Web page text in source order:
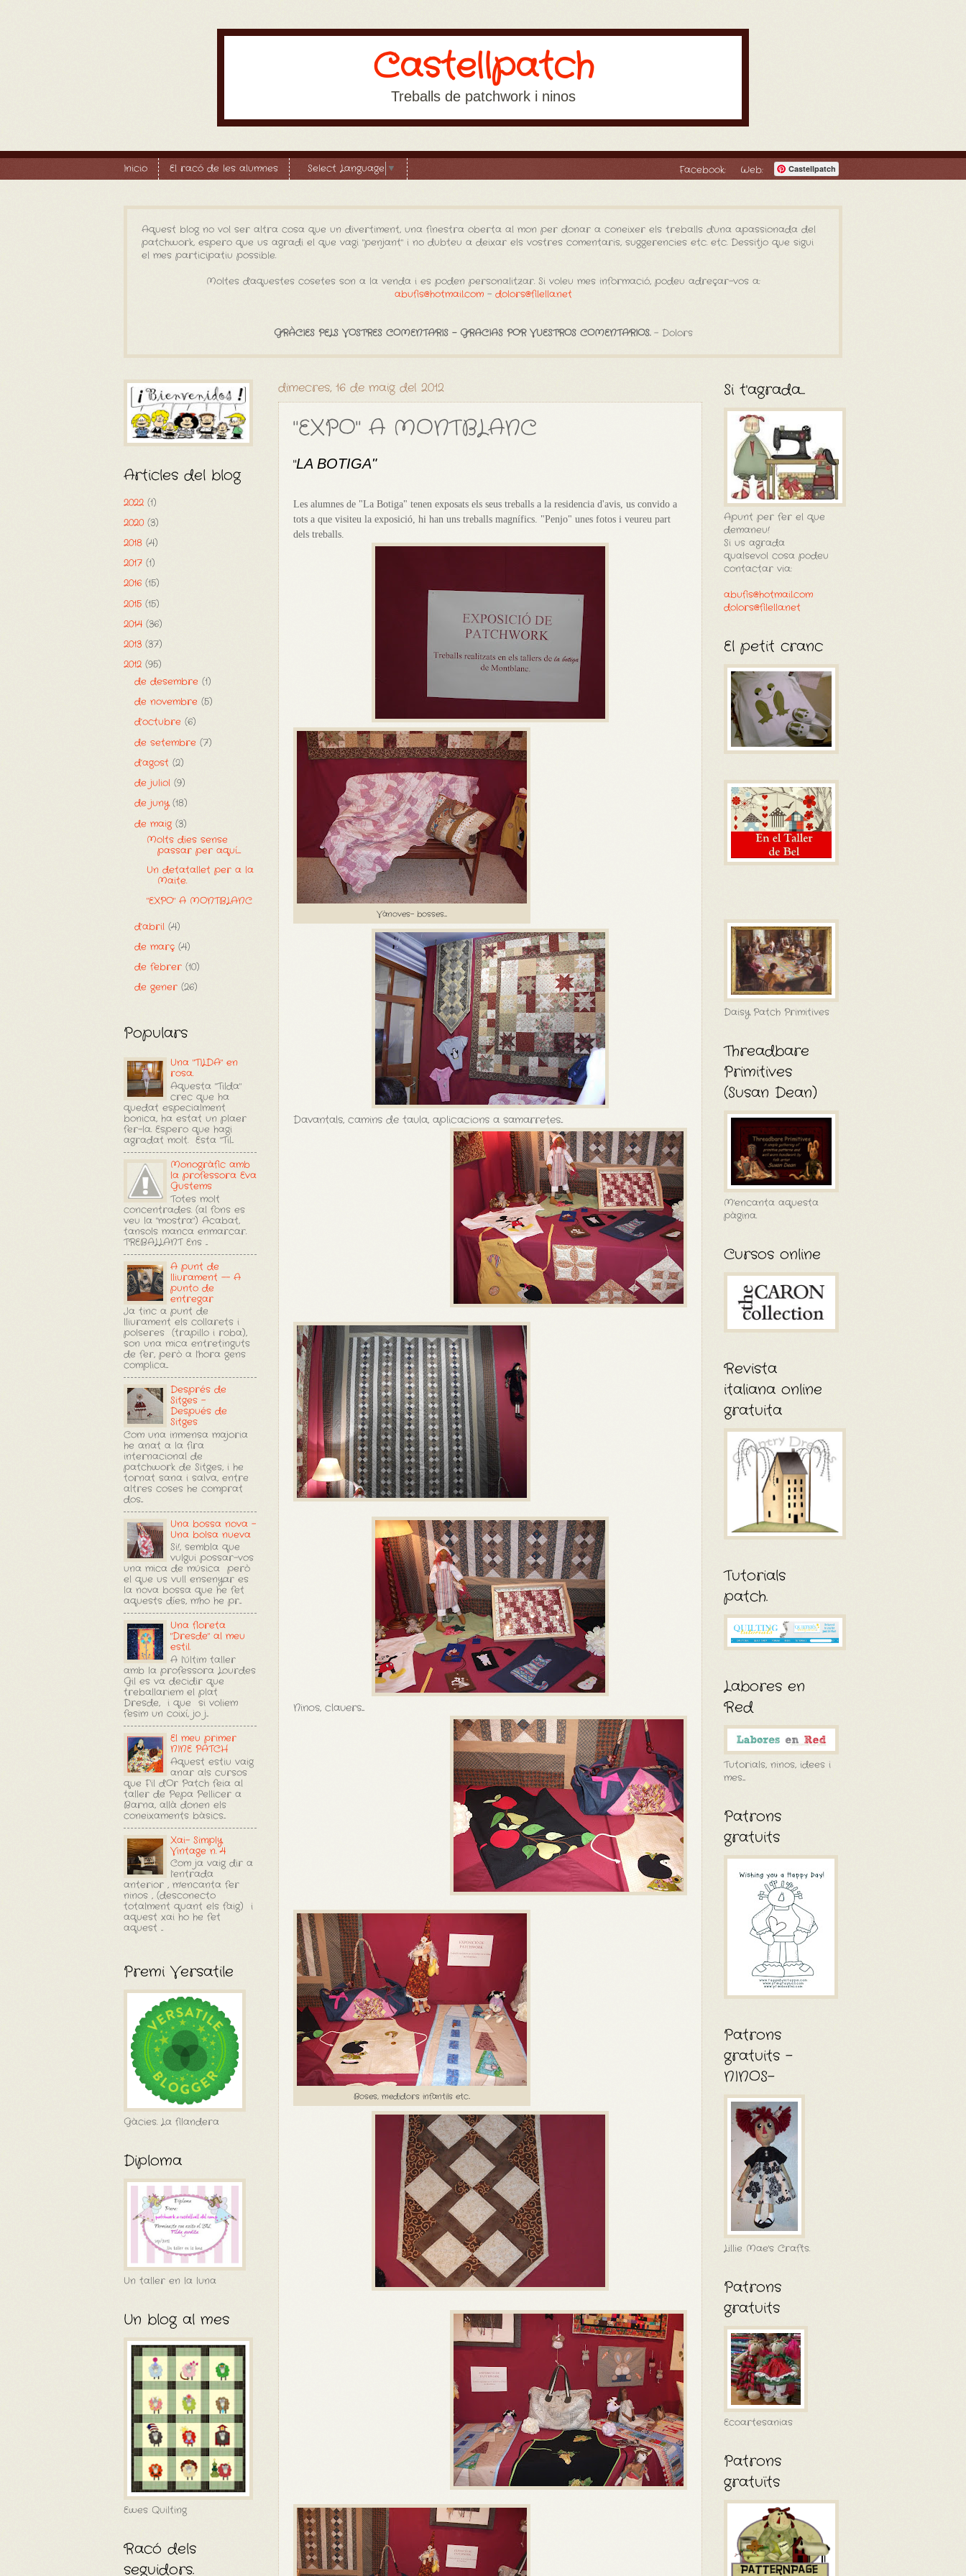
Castellpatch
Treballs de patchwork i ninos
Inicio El racó de les alumnes Select Language ▼ Castellpatch
Web:
Facebook:
Aquest blog no vol ser altra cosa que un divertiment, una finestra oberta al mon per donar a coneixer els treballs d'una apassionada del
patchwork, espero que us agradi el que vagi "penjant" i no dubteu a deixar els vostres comentaris, suggerencies etc. etc. Dessitjo que sigui
el mes participatiu possible.
Moltes d'aquestes cosetes son a la venda i es poden personalitzar. Si voleu mes informació, podeu adreçar-vos a:
abufis@hotmail.com- dolors@filella.net
GRÀCIES PELS VOSTRES COMENTARIS - GRACIAS POR VUESTROS COMENTARIOS. - Dolors
dimecres, 16 de maig del 2012
"EXPO" A MONTBLANC
"LA BOTIGA"
Les alumnes de "La Botiga" tenen exposats els seus treballs a la residencia d'avis, us convido a
tots a que visiteu la exposició, hi han uns treballs magnífics. "Penjo" unes fotos i veureu part
dels treballs.
Vànoves- bosses....
Davantals, camins de taula, aplicacions a samarretes...
Ninos, clauers....
Boses, medidors infantils etc..
Articles del blog
2022 (1)
2020 (3)
2018 (4)
2017 (1)
2016 (15)
2015 (15)
2014 (36)
2013 (37)
2012 (95)
de desembre(1)
de novembre(5)
d’octubre(6)
de setembre(7)
d’agost(2)
de juliol(9)
de juny(18)
de maig(3)
Molts dies sense
passar per aquí.....
Un detatallet per a la
Maite.
"EXPO" A MONTBLANC
d’abril(4)
de març(4)
de febrer(10)
de gener(26)
Populars
Una "TILDA" en
rosa.
Aquesta "Tilda"
crec que ha
quedat especialment
bonica, ha estat un plaer
fer-la. Espero que hagi
agradat molt. Esta "Til...
Monogràfic amb
la professora Eva
Gustems
Totes molt
concentrades. (al fons es
veu la "mostra") Acabat,
tansols manca enmarcar.
TREBALLANT Ens ...
A punt de
lliurament -- A
punto de
entregar
Ja tinc a punt de
lliurament els collarets i
polseres (trapillo i roba),
son una mica entretinguts
de fer, però a l'hora gens
complica...
Després de
Sitges -
Después de
Sitges
Com una inmensa majoria
he anat a la fira
internacional de
patchwork de Sitges, i he
tornat sana i salva, entre
altres coses he comprat
dos...
Una bossa nova -
Una bolsa nueva
Si!, sembla que
vulgui possar-vos
una mica de música però
el que us vull ensenyar es
la nova bossa que he fet
aquests díes, m'ho he pr...
Una floreta
"Dresde" al meu
estil.
A l'últim taller
amb la professora Lourdes
Gil es va decidir que
treballariem el plat
Dresde, i que si voliem
fesim un coixí, jo j...
El meu primer
NINE PATCH
Aquest estiu vaig
anar als cursos
que F'il d'Or Patch feia al
taller de Pepa Pellicer a
Barna, allà donen els
coneixaments bàsics...
Xai- Simply
Vintage n. 4
Com ja vaig dir a
l'entrada
anterior , m'encanta fer
ninos , (desconecto
totalment quant els faig) i
aquest xai ho he fet
aquest ...
Premi Versatile
Gàcies. La filandera
Diploma
Un taller en la luna
Un blog al mes
Ewes Quilting
Racó dels
seguidors.
Si t'agrada...
Apunt per fer el que
demaneu!
Si us agrada
qualsevol cosa podeu
contactar via:
abufis@hotmail.com
dolors@filella.net
El petit cranc
Daisy Patch Primitives
Threadbare
Primitives
(Susan Dean)
M'encanta aquesta
pàgina.
Cursos online
Revista
italiana online
gratuita
Tutorials
patch.
Labores en
Red
Tutorials, ninos, idees i
mes....
Patrons
gratuits
Patrons
gratuits -
NINOS-
Lillie Mae's Crafts.
Patrons
gratuits
Ecoartesanias
Patrons
gratuïts